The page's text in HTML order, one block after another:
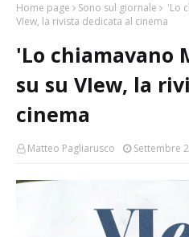
Home page Sono sul giornale
'Lo
VIew, la rivista dedicata al cinema
'Lo chiamavano
su su VIew, la
cinema
Matteo Pagliarusco Settembre